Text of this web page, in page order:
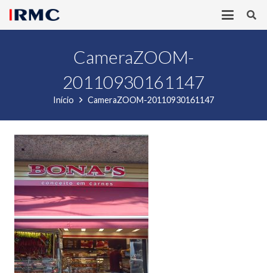
CameraZOOM-
20110930161147
Início CameraZOOM-20110930161147